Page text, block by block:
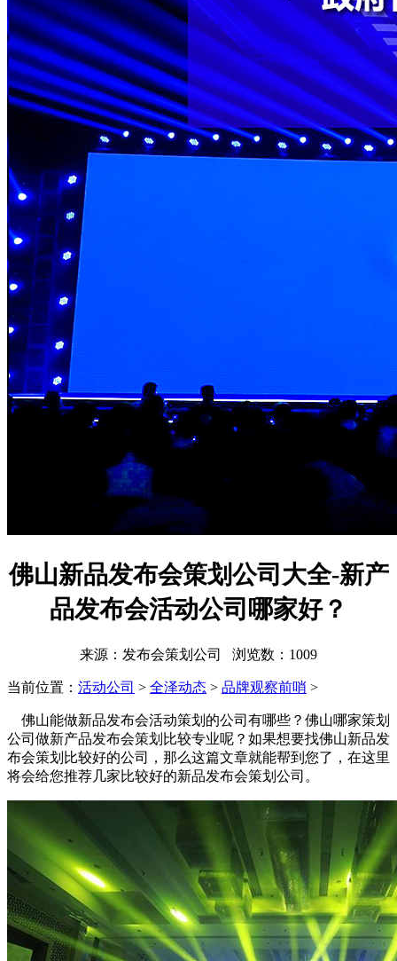
佛山新品发布会策划公司大全-新产
品发布会活动公司哪家好？
来源：发布会策划公司 浏览数： 1009
当前位置： 活动公司 > 全泽动态 > 品牌观察前哨 >
佛山能做新品发布会活动策划的公司有哪些？佛山哪家策划
公司做新产品发布会策划比较专业呢？如果想要找佛山新品发
布会策划比较好的公司，那么这篇文章就能帮到您了，在这里
将会给您推荐几家比较好的新品发布会策划公司。